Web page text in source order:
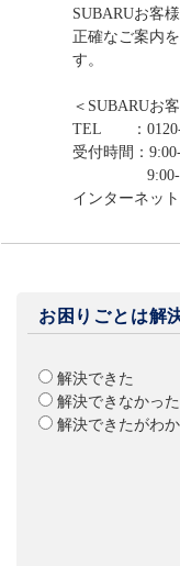
SUBARUお客
正確なご案内
す。
＜SUBARUお
TEL ：0120-
受付時間：
9:00-12:00
インターネッ
お困りごとは解
解決できた
解決できなかった
解決できたがわ